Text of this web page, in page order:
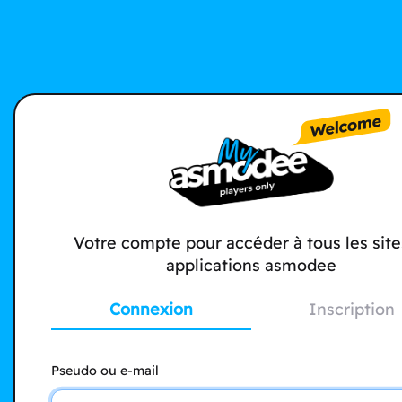
Votre compte pour accéder à tous les
applications asmodee
Connexion Inscription
Pseudo ou e-mail